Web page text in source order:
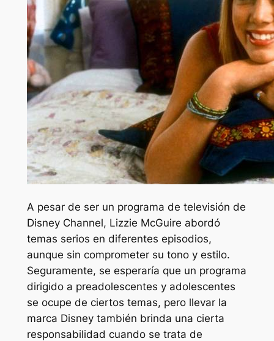
A pesar de ser un programa de televisión de
Disney Channel, Lizzie McGuire abordó
temas serios en diferentes episodios,
aunque sin comprometer su tono y estilo.
Seguramente, se esperaría que un programa
dirigido a preadolescentes y adolescentes
se ocupe de ciertos temas, pero llevar la
marca Disney también brinda una cierta
responsabilidad cuando se trata de